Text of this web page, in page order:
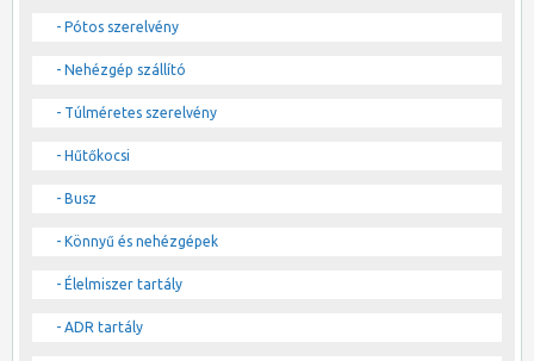
- Pótos szerelvény
- Nehézgép szállító
- Túlméretes szerelvény
- Hűtőkocsi
- Busz
- Könnyű és nehézgépek
- Élelmiszer tartály
- ADR tartály